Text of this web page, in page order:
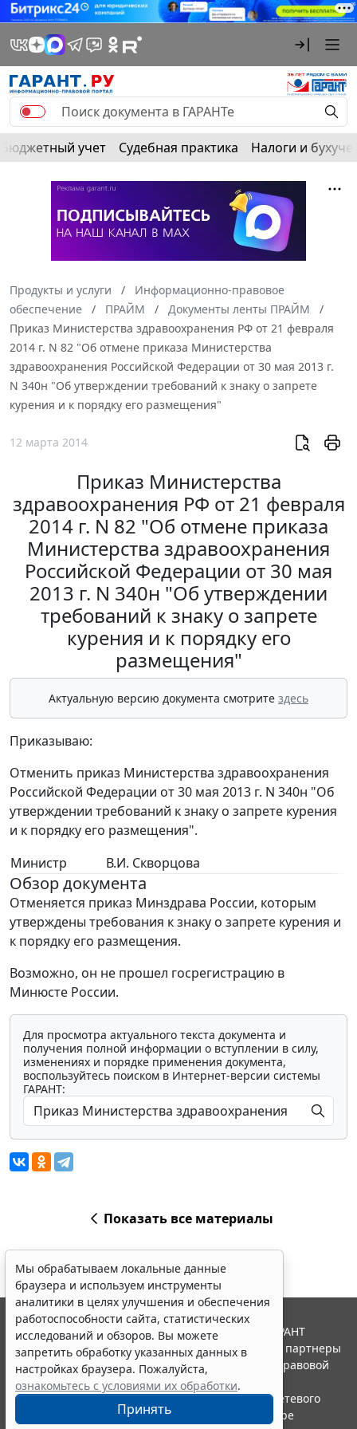
Бюджетный учет Судебная практика Налоги и
Продукты и услуги
Информационно-правовое
обеспечение
ПРАЙМ
Документы ленты ПРАЙМ
Приказ Министерства здравоохранения РФ от 21 февраля
2014 г. N 82 "Об отмене приказа Министерства
здравоохранения Российской Федерации от 30 мая 2013 г.
N 340н "Об утверждении требований к знаку о запрете
курения и к порядку его размещения"
12 марта 2014
Приказ Министерства
здравоохранения РФ от 21 февраля
2014 г. N 82 "Об отмене приказа
Министерства здравоохранения
Российской Федерации от 30 мая
2013 г. N 340н "Об утверждении
требований к знаку о запрете
курения и к порядку его
размещения"
Актуальную версию документа смотрите здесь
Приказываю:
Отменить приказ Министерства здравоохранения
Российской Федерации от 30 мая 2013 г. N 340н "Об
утверждении требований к знаку о запрете курения
и к порядку его размещения".
Министр
В.И. Скворцова
Обзор документа
Отменяется приказ Минздрава России, которым
утверждены требования к знаку о запрете курения и
к порядку его размещения.
Возможно, он не прошел госрегистрацию в
Минюсте России.
Для просмотра актуального текста документа и
получения полной информации о вступлении в силу,
изменениях и порядке применения документа,
воспользуйтесь поиском в Интернет-версии системы
ГАРАНТ:
Показать все материалы
Мы обрабатываем локальные данные
браузера и используем инструменты
аналитики в целях улучшения и обеспечения
работоспособности сайта, статистических
исследований и обзоров. Вы можете
запретить обработку указанных данных в
настройках браузера. Пожалуйста,
ознакомьтесь с условиями их обработки.
Принять
© ООО "НПП "ГАРАНТ-СЕРВИС", 2026. Система ГАРАНТ
выпускается с 1990 года. Компания "Гарант" и ее партнеры
являются участниками Российской ассоциации правовой
информации ГАРАНТ.
Портал ГАРАНТ.РУ зарегистрирован в качестве сетевого
издания Федеральной службой по надзору в сфере